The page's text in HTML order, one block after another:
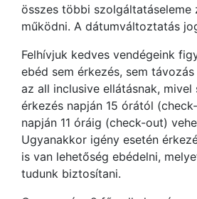
összes többi szolgáltatáseleme
működni. A dátumváltoztatás
Felhívjuk kedves vendégeink
ebéd sem érkezés, sem
az all inclusive ellátásnak,
érkezés napján 15 órától
napján 11 óráig (check-out)
Ugyanakkor igény esetén
is van lehetőség ebédelni,
tudunk biztosítani.